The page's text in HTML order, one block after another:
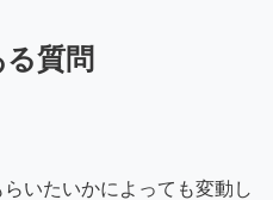
質問
いたいかによっても変動し